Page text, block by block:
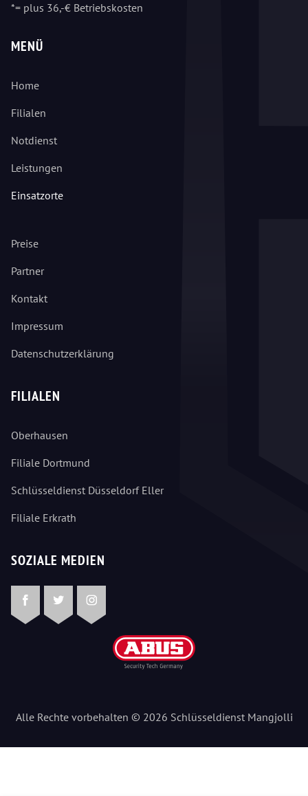
*= plus 36,-€ Betriebskosten
MENÜ
Home
Filialen
Notdienst
Leistungen
Einsatzorte
Preise
Partner
Kontakt
Impressum
Datenschutzerklärung
FILIALEN
Oberhausen
Filiale Dortmund
Schlüsseldienst Düsseldorf Eller
Filiale Erkrath
SOZIALE MEDIEN
FacebookTwitterInstagram
Alle Rechte vorbehalten © 2026 Schlüsseldienst Mangjolli